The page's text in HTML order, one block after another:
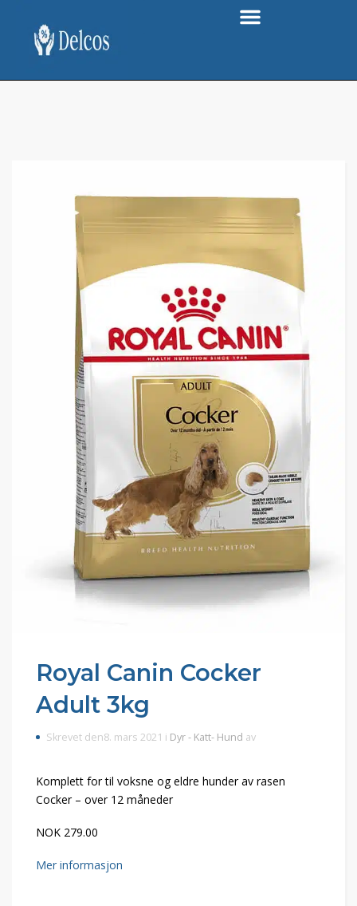
Royal Canin Cocker
Adult 3kg
Skrevet den8. mars 2021 i Dyr - Katt- Hund av
Komplett for til voksne og eldre hunder av rasen
Cocker – over 12 måneder
NOK 279.00
Mer informasjon